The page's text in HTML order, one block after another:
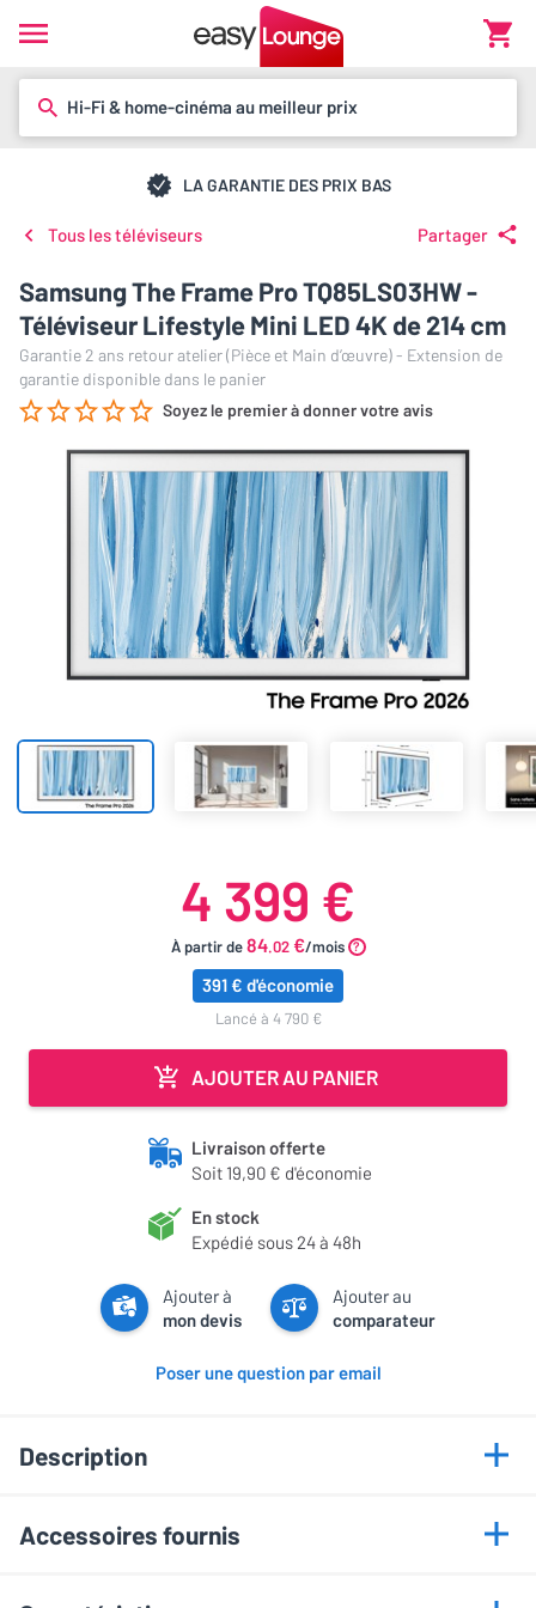
Hi-Fi & home-cinéma au meilleur prix
LA GARANTIE DES PRIX BAS
Tous les téléviseurs Partager
Samsung The Frame Pro TQ85LS03HW -
Téléviseur Lifestyle Mini LED 4K de 214 cm
Garantie 2 ans retour atelier (Pièce et Main d’œuvre) - Extension de
garantie disponible dans le panier
Soyez le premier à donner votre avis
4 399 €
À partir de84.02€/mois
391 € d'économie
lancé à 4 790 €
AJOUTER AU PANIER
Livraison offerte
Soit 19,90 € d'économie
En stock
Expédié sous 24 à 48h
Ajouter à
mon devis
Ajouter au
comparateur
Poser une question par email
Description
Points forts
Écran certifié sans reflet
Accessoires fournis
Télécommande solaire Bluetooth